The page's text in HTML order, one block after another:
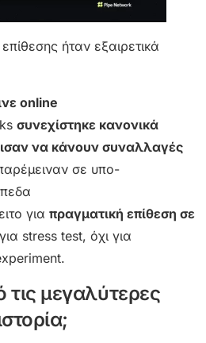
ήταν εξαιρετικά
online
συνεχίστηκε κανονικά
να κάνουν συναλλαγές
σε υπο-
για πραγματική επίθεση σε
stress test, όχι για
τις μεγαλύτερες